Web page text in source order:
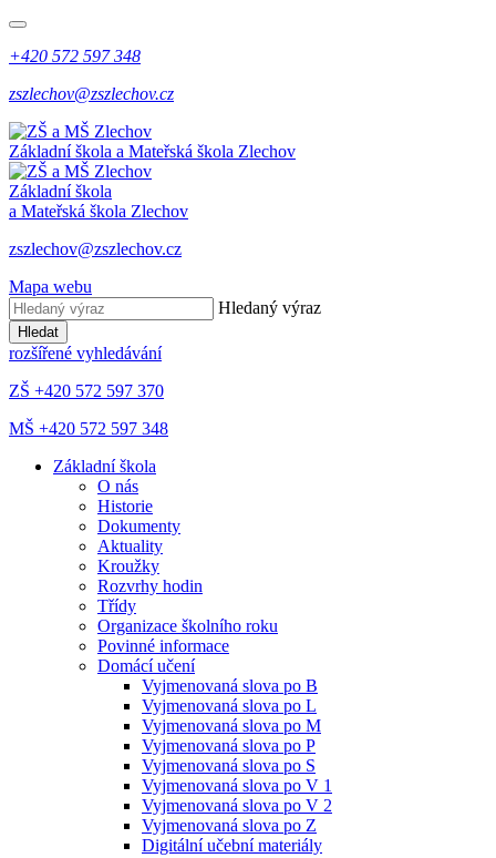
+420 572 597 348
zszlechov@zszlechov.cz
Základní škola a Mateřská škola Zlechov
Základní škola
a Mateřská škola Zlechov
zszlechov@zszlechov.cz
Mapa webu
Hledaný výraz
Hledat
rozšířené vyhledávání
ZŠ +420 572 597 370
MŠ +420 572 597 348
Základní škola
O nás
Historie
Dokumenty
Aktuality
Kroužky
Rozvrhy hodin
Třídy
Organizace školního roku
Povinné informace
Domácí učení
Vyjmenovaná slova po B
Vyjmenovaná slova po L
Vyjmenovaná slova po M
Vyjmenovaná slova po P
Vyjmenovaná slova po S
Vyjmenovaná slova po V 1
Vyjmenovaná slova po V 2
Vyjmenovaná slova po Z
Digitální učební materiály